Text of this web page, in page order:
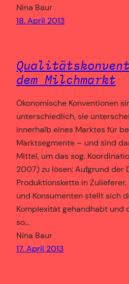
Nina Baur
18. April 2013
dem Milchmarkt
Ökonomische Konventionen
unterschiedlich, sie
innerhalb eines Marktes für
Marktsegmente – und sind
Mittel, um das sog.
2007) zu lösen: Aufgrund der
Produktionskette in
und Konsumenten stellt sich
Komplexität gehandhabt und
so…
Nina Baur
17. April 2013